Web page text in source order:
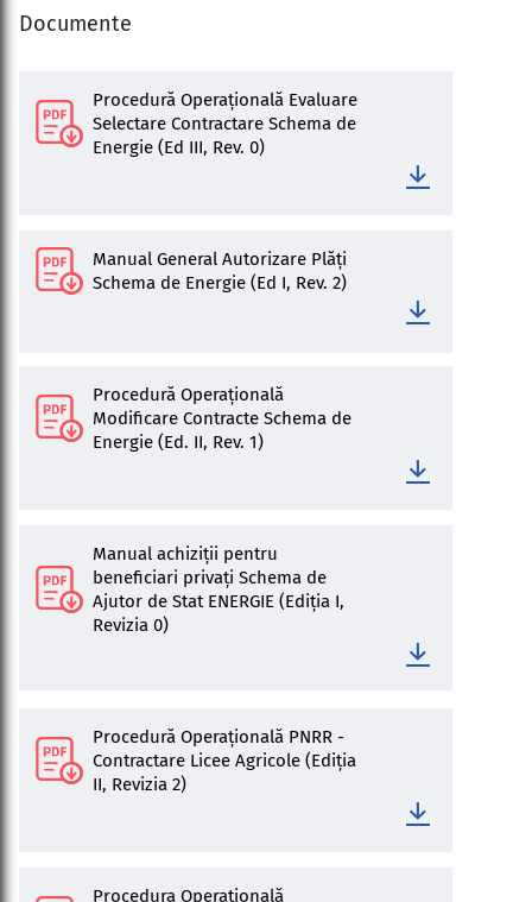
Documente
Procedură Operațională Evaluare
Selectare Contractare Schema de
Energie (Ed III, Rev. 0)
Manual General Autorizare Plăți
Schema de Energie (Ed I, Rev. 2)
Procedură Operațională
Modificare Contracte Schema de
Energie (Ed. II, Rev. 1)
Manual achiziții pentru
beneficiari privați Schema de
Ajutor de Stat ENERGIE (Ediția I,
Revizia 0)
Procedură Operațională PNRR -
Contractare Licee Agricole (Ediția
II, Revizia 2)
Procedura Operațională